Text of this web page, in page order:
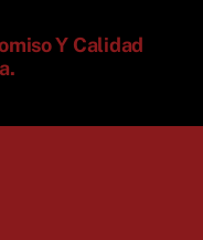
Y Calidad